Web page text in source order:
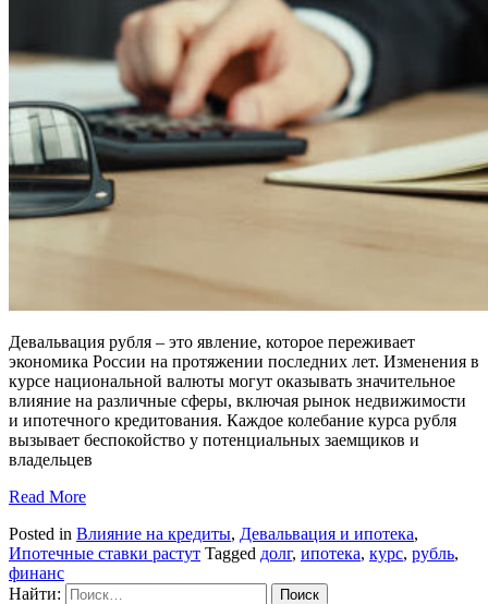
Девальвация рубля – это явление, которое переживает
экономика России на протяжении последних лет. Изменения в
курсе национальной валюты могут оказывать значительное
влияние на различные сферы, включая рынок недвижимости
и ипотечного кредитования. Каждое колебание курса рубля
вызывает беспокойство у потенциальных заемщиков и
владельцев
Read More
Posted in Влияние на кредиты, Девальвация и ипотека,
Ипотечные ставки растут Tagged долг, ипотека, курс, рубль,
финанс
Найти: